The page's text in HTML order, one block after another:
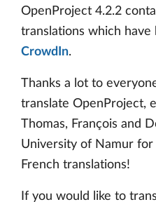
OpenProject 4.2.2
translations which
CrowdIn.
Thanks a lot to
translate OpenProject,
Thomas, François and
University of Namur
French translations!
If you would like to